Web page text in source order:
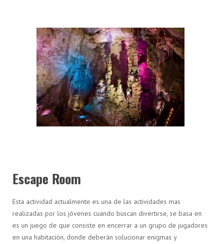
Escape Room
Esta actividad actualmente es una de las actividades mas
realizadas por los jóvenes cuando buscan divertirse, se basa en
es un juego de que consiste en encerrar a un grupo de jugadores
en una habitación, donde deberán solucionar enigmas y